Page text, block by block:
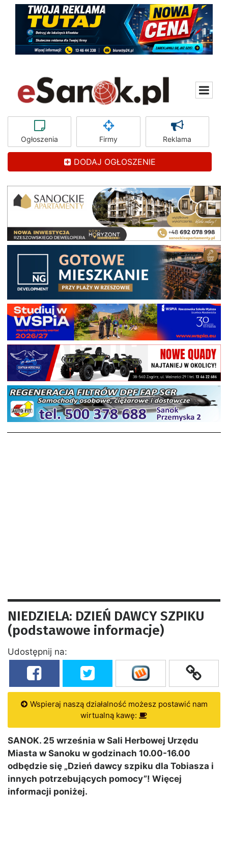
Ogłoszenia Firmy Reklama
DODAJ OGŁOSZENIE
NIEDZIELA: DZIEŃ DAWCY SZPIKU
(podstawowe informacje)
Udostępnij na:
Wspieraj naszą działalność możesz postawić nam
wirtualną kawę:
SANOK. 25 września w Sali Herbowej Urzędu
Miasta w Sanoku w godzinach 10.00-16.00
odbędzie się „Dzień dawcy szpiku dla Tobiasza i
innych potrzebujących pomocy”! Więcej
informacji poniżej.